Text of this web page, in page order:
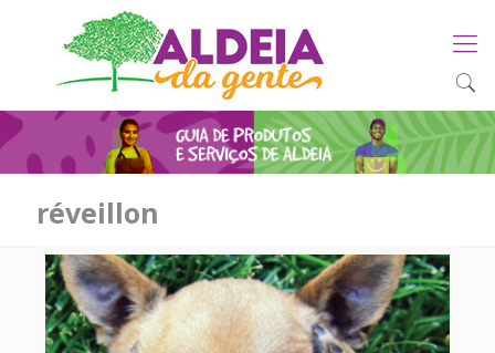
réveillon